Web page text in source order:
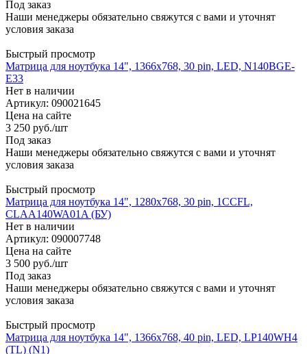
Под заказ
Наши менеджеры обязательно свяжутся с вами и уточнят
условия заказа
Быстрый просмотр
Матрица для ноутбука 14", 1366x768, 30 pin, LED, N140BGE-
E33
Нет в наличии
Артикул: 090021645
Цена на сайте
3 250 руб./шт
Под заказ
Наши менеджеры обязательно свяжутся с вами и уточнят
условия заказа
Быстрый просмотр
Матрица для ноутбука 14", 1280x768, 30 pin, 1CCFL,
CLAA140WA01A (БУ)
Нет в наличии
Артикул: 090007748
Цена на сайте
3 500 руб./шт
Под заказ
Наши менеджеры обязательно свяжутся с вами и уточнят
условия заказа
Быстрый просмотр
Матрица для ноутбука 14", 1366x768, 40 pin, LED, LP140WH4
(TL) (N1)